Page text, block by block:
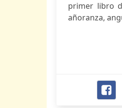
primer libro
añoranza,